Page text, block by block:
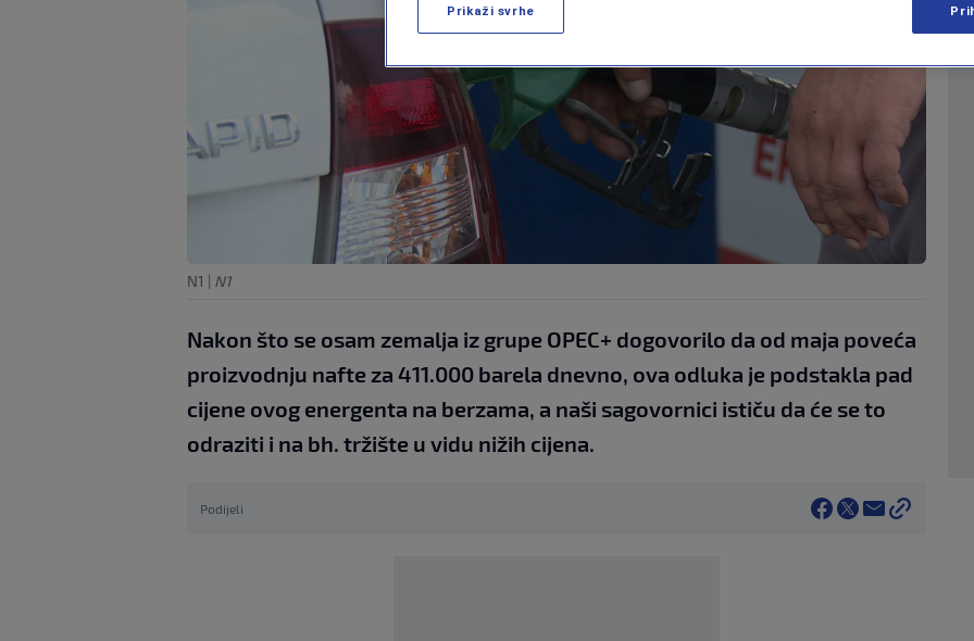
VIDEO
N1 | N1
Nakon što se osam zemalja iz grupe OPEC+ dogovorilo da od maja poveća
proizvodnju nafte za 411.000 barela dnevno, ova odluka je podstakla pad
cijene ovog energenta na berzama, a naši sagovornici ističu da će se to
odraziti i na bh. tržište u vidu nižih cijena.
Podijeli
Prikaži svrhe